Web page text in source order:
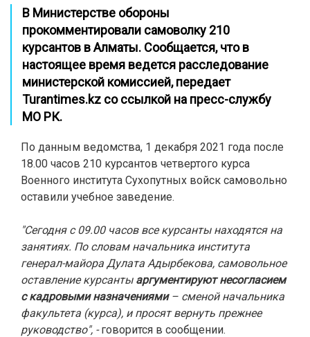
В Министерстве обороны
прокомментировали самоволку 210
курсантов в Алматы. Сообщается, что в
настоящее время ведется расследование
министерской комиссией, передает
Turantimes.kz со ссылкой на пресс-службу
МО РК.
По данным ведомства, 1 декабря 2021 года после
18.00 часов 210 курсантов четвертого курса
Военного института Сухопутных войск самовольно
оставили учебное заведение.
"Сегодня с 09.00 часов все курсанты находятся на
занятиях. По словам начальника института
генерал-майора Дулата Адырбекова, самовольное
оставление курсанты аргументируют несогласием
с кадровыми назначениями– сменой начальника
факультета (курса), и просят вернуть прежнее
руководство", -говорится в сообщении.